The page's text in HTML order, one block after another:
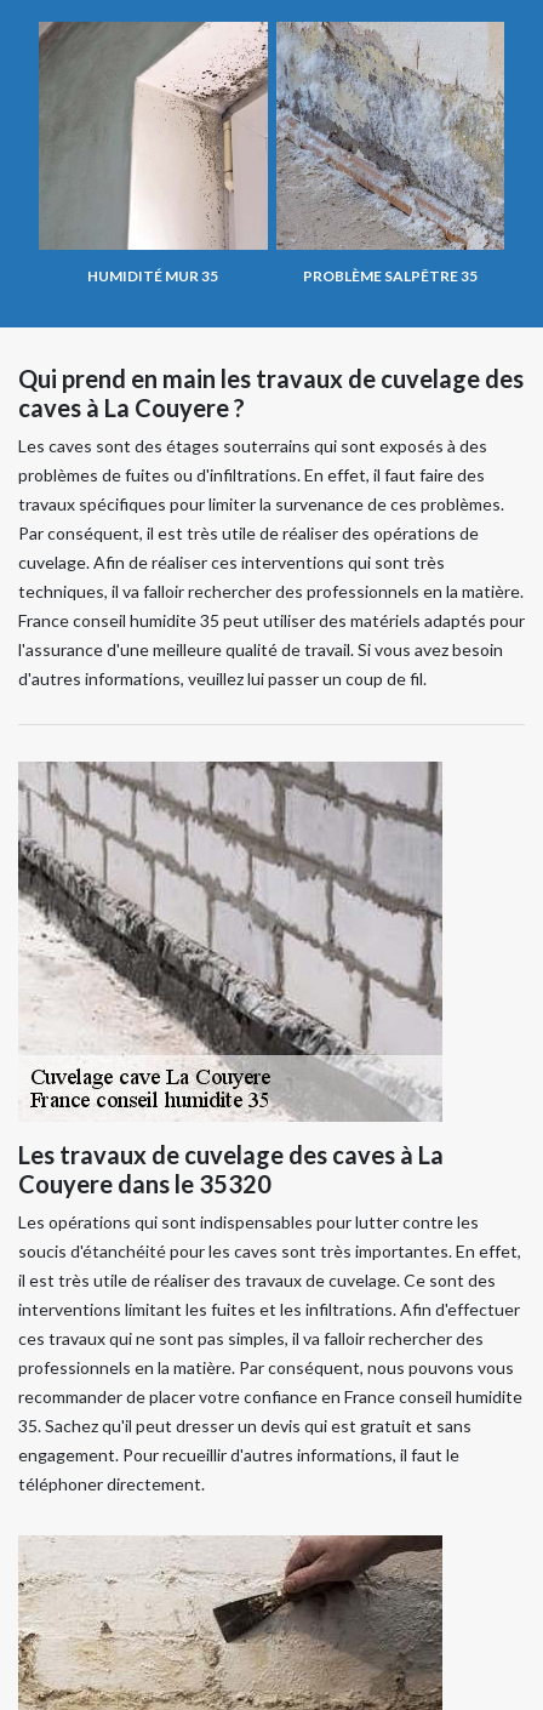
HUMIDITÉ MUR 35 PROBLÈME SALPÊTRE 35
Qui prend en main les travaux de cuvelage des
caves à La Couyere ?
Les caves sont des étages souterrains qui sont exposés à des
problèmes de fuites ou d'infiltrations. En effet, il faut faire des
travaux spécifiques pour limiter la survenance de ces problèmes.
Par conséquent, il est très utile de réaliser des opérations de
cuvelage. Afin de réaliser ces interventions qui sont très
techniques, il va falloir rechercher des professionnels en la matière.
France conseil humidite 35 peut utiliser des matériels adaptés pour
l'assurance d'une meilleure qualité de travail. Si vous avez besoin
d'autres informations, veuillez lui passer un coup de fil.
Les travaux de cuvelage des caves à La
Couyere dans le 35320
Les opérations qui sont indispensables pour lutter contre les
soucis d'étanchéité pour les caves sont très importantes. En effet,
il est très utile de réaliser des travaux de cuvelage. Ce sont des
interventions limitant les fuites et les infiltrations. Afin d'effectuer
ces travaux qui ne sont pas simples, il va falloir rechercher des
professionnels en la matière. Par conséquent, nous pouvons vous
recommander de placer votre confiance en France conseil humidite
35. Sachez qu'il peut dresser un devis qui est gratuit et sans
engagement. Pour recueillir d'autres informations, il faut le
téléphoner directement.